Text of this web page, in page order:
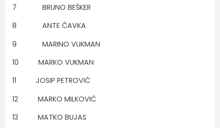
7 BRUNO BEŠKER
8 ANTE ČAVKA
9 MARINO VUKMAN
10 MARKO VUKMAN
11 JOSIP PETROVIĆ
12 MARKO MILKOVIĆ
13 MATKO BUJAS